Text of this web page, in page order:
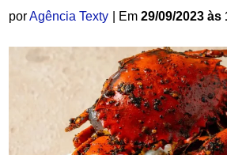
porAgência Texty | Em 29/09/2023 às